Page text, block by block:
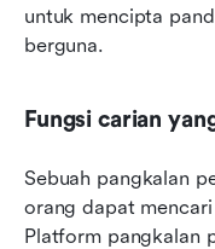
untuk mencipta
berguna.
Fungsi carian
Sebuah pangkalan
orang dapat
Platform pangkalan